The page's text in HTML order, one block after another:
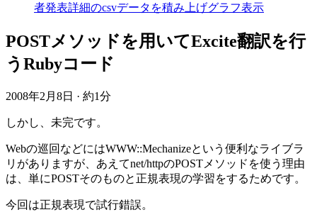
者発表詳細のcsvデータを積み上げグラフ表示
POSTメソッドを用いてExcite翻訳を行
うRubyコード
2008年2月8日 · 約1分
しかし、未完です。
Webの巡回などにはWWW::Mechanizeという便利なライブラ
リがありますが、あえてnet/httpのPOSTメソッドを使う理由
は、単にPOSTそのものと正規表現の学習をするためです。
今回は正規表現で試行錯誤。